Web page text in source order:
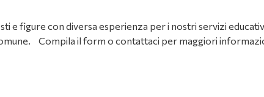
e figure con diversa esperienza per i nostri servizi
Compila il form o contattaci per maggiori